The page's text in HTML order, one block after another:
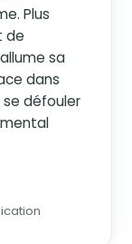
Plus
de
sa
dans
défouler